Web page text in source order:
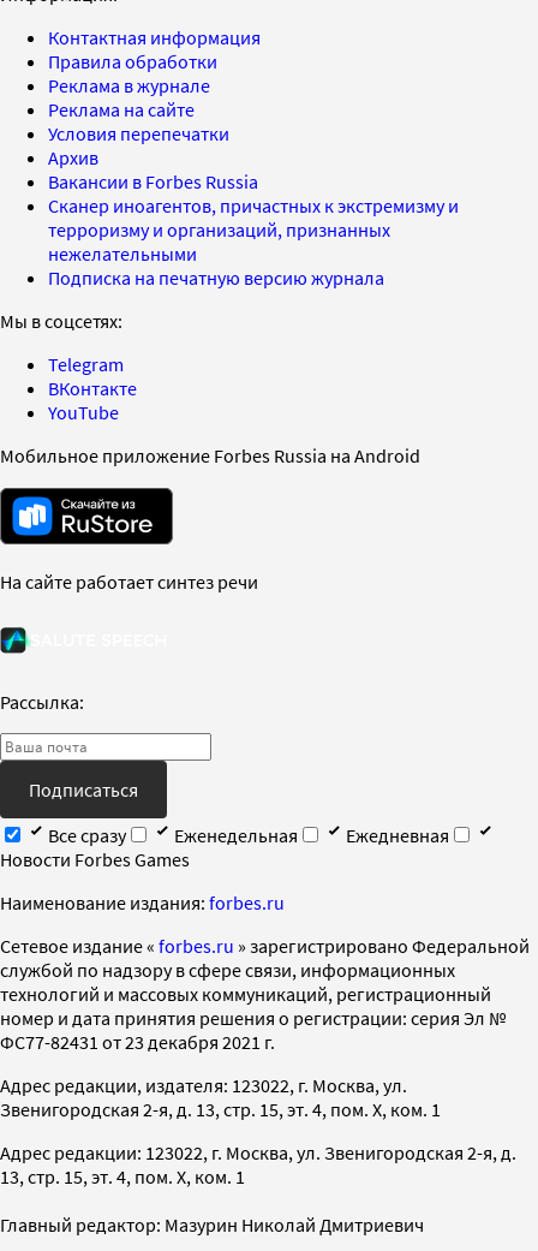
Контактная информация
Правила обработки
Реклама в журнале
Реклама на сайте
Условия перепечатки
Архив
Вакансии в Forbes Russia
Сканер иноагентов, причастных к экстремизму и
терроризму и организаций, признанных
нежелательными
Подписка на печатную версию журнала
Мы в соцсетях:
Telegram
ВКонтакте
YouTube
Мобильное приложение Forbes Russia на Android
На сайте работает синтез речи
Рассылка:
Подписаться
Все сразу
Еженедельная
Ежедневная
Новости Forbes Games
Наименование издания: forbes.ru
Cетевое издание « forbes.ru » зарегистрировано Федеральной
службой по надзору в сфере связи, информационных
технологий и массовых коммуникаций, регистрационный
номер и дата принятия решения о регистрации: серия Эл №
ФС77-82431 от 23 декабря 2021 г.
Адрес редакции, издателя: 123022, г. Москва, ул.
Звенигородская 2-я, д. 13, стр. 15, эт. 4, пом. X, ком. 1
Адрес редакции: 123022, г. Москва, ул. Звенигородская 2-я, д.
13, стр. 15, эт. 4, пом. X, ком. 1
Главный редактор: Мазурин Николай Дмитриевич